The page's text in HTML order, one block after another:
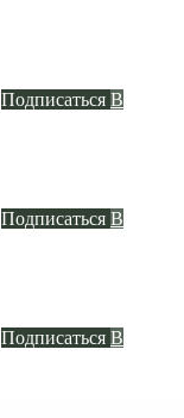
Подписаться В
Подписаться В
Подписаться В